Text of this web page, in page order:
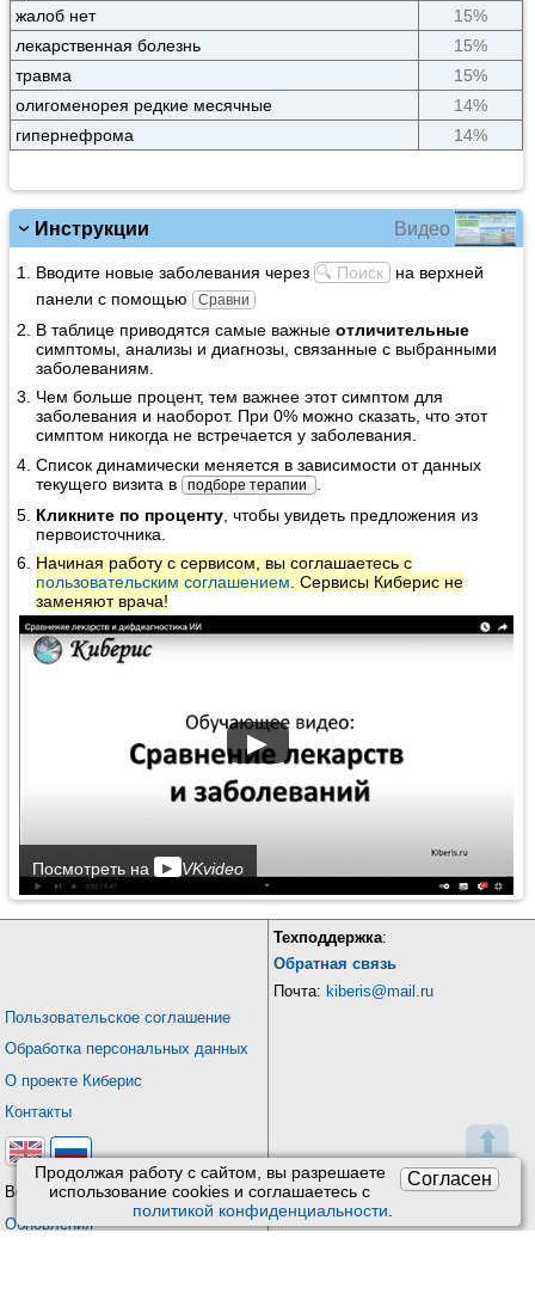
⬆
Согласен
Продолжая работу с сайтом, вы разрешаете
использование сookies и соглашаетесь с
политикой конфиденциальности.
жалоб нет
15%
лекарственная болезнь
15%
травма
15%
олигоменорея редкие месячные
14%
гипернефрома
14%
Инструкции Видео
Вводите новые заболевания через 🔍 Поиск
на верхней
панели с помощью Сравни
В таблице приводятся самые важныеотличительные
симптомы, анализы и диагнозы, связанные с выбранными
заболеваниям.
Чем больше процент, тем важнее этот симптом для
заболевания и наоборот. При 0% можно сказать, что этот
симптом никогда не встречается у заболевания.
Список динамически меняется в зависимости от данных
текущего визита в подборе терапии
.
Кликните по проценту , чтобы увидеть предложения из
первоисточника.
Начиная работу с сервисом, вы соглашаетесь с
пользовательским соглашением . Сервисы Киберис не
заменяют врача!
▶
Посмотреть на ▶ VKvideo
Пользовательское соглашение
Обработка персональных данных
О проекте Киберис
Контакты
Версия: 4.9
Обновления
Техподдержка:
Обратная связь
Почта: kiberis@mail.ru